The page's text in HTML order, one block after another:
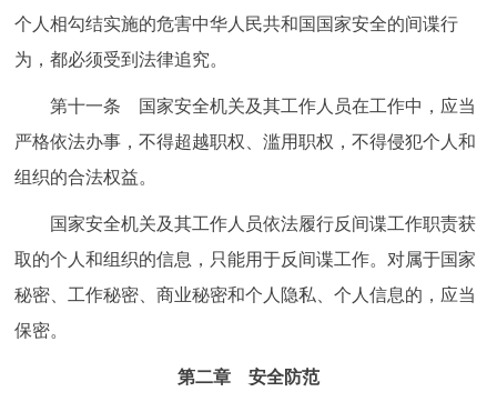
个人相勾结实施的危害中华人民共和国国家安全的间谍行
为，都必须受到法律追究。
第十一条 国家安全机关及其工作人员在工作中，应当
严格依法办事，不得超越职权、滥用职权，不得侵犯个人和
组织的合法权益。
国家安全机关及其工作人员依法履行反间谍工作职责获
取的个人和组织的信息，只能用于反间谍工作。对属于国家
秘密、工作秘密、商业秘密和个人隐私、个人信息的，应当
保密。
第二章 安全防范